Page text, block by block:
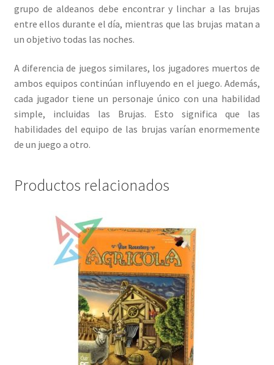
grupo de aldeanos debe encontrar y linchar a las brujas
entre ellos durante el día, mientras que las brujas matan a
un objetivo todas las noches.
A diferencia de juegos similares, los jugadores muertos de
ambos equipos continúan influyendo en el juego. Además,
cada jugador tiene un personaje único con una habilidad
simple, incluidas las Brujas. Esto significa que las
habilidades del equipo de las brujas varían enormemente
de un juego a otro.
Productos relacionados